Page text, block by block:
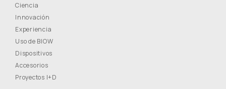
Ciencia
Innovación
Experiencia
Uso de BIOW
Dispositivos
Accesorios
Proyectos I+D